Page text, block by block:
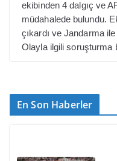
ekibinden 4 dalgıç ve
müdahalede bulundu.
çıkardı ve Jandarma
Olayla ilgili soruşturma
En Son Haberler